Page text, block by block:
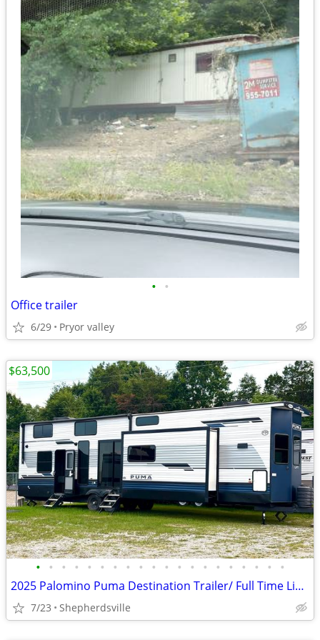
• •
Office trailer
6/29 Pryor valley
• • • • • • • • • • • • • • • • • • • •
2025 Palomino Puma Destination Trailer/ Full Time Living
7/23 Shepherdsville
$63,500